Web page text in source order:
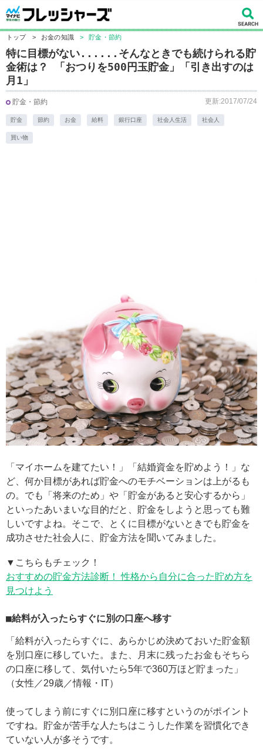
トップ > お金の知識 > 貯金・節約
特に目標がない......そんなときでも続けられる貯
金術は？ 「おつりを500円玉貯金」「引き出すのは
月1」
貯金・節約 更新:2017/07/24
貯金 節約 お金 給料 銀行口座 社会人生活 社会人
買い物
「マイホームを建てたい！」「結婚資金を貯めよう！」な
ど、何か目標があれば貯金へのモチベーションは上がるも
の。でも「将来のため」や「貯金があると安心するから」
といったあいまいな目的だと、貯金をしようと思っても難
しいですよね。そこで、とくに目標がないときでも貯金を
成功させた社会人に、貯金方法を聞いてみました。
▼こちらもチェック！
おすすめの貯金方法診断！ 性格から自分に合った貯め方を
見つけよう
■給料が入ったらすぐに別の口座へ移す
「給料が入ったらすぐに、あらかじめ決めておいた貯金額
を別口座に移していた。また、月末に残ったお金もそちら
の口座に移して、気付いたら5年で360万ほど貯まった」
（女性／29歳／情報・IT）
使ってしまう前にすぐに別口座に移すというのがポイント
ですね。貯金が苦手な人たちはこうした作業を習慣化でき
ていない人が多そうです。